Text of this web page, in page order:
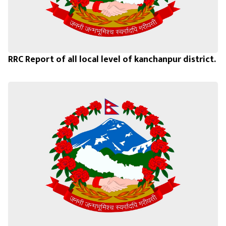
RRC Report of all local level of kanchanpur district.